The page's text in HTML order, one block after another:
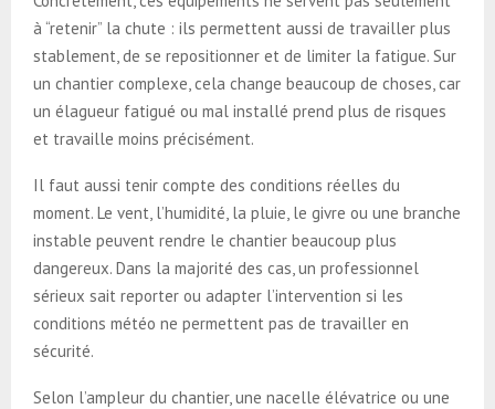
à “retenir” la chute : ils permettent aussi de travailler plus
stablement, de se repositionner et de limiter la fatigue. Sur
un chantier complexe, cela change beaucoup de choses, car
un élagueur fatigué ou mal installé prend plus de risques
et travaille moins précisément.
Il faut aussi tenir compte des conditions réelles du
moment. Le vent, l’humidité, la pluie, le givre ou une branche
instable peuvent rendre le chantier beaucoup plus
dangereux. Dans la majorité des cas, un professionnel
sérieux sait reporter ou adapter l’intervention si les
conditions météo ne permettent pas de travailler en
sécurité.
Selon l’ampleur du chantier, une nacelle élévatrice ou une